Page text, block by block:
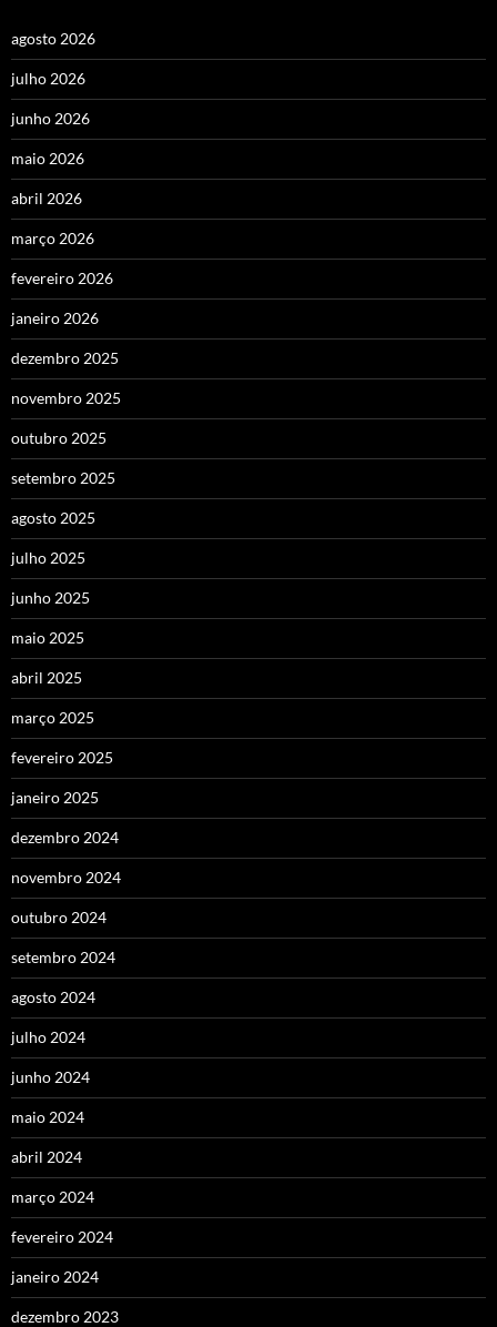
agosto 2026
julho 2026
junho 2026
maio 2026
abril 2026
março 2026
fevereiro 2026
janeiro 2026
dezembro 2025
novembro 2025
outubro 2025
setembro 2025
agosto 2025
julho 2025
junho 2025
maio 2025
abril 2025
março 2025
fevereiro 2025
janeiro 2025
dezembro 2024
novembro 2024
outubro 2024
setembro 2024
agosto 2024
julho 2024
junho 2024
maio 2024
abril 2024
março 2024
fevereiro 2024
janeiro 2024
dezembro 2023